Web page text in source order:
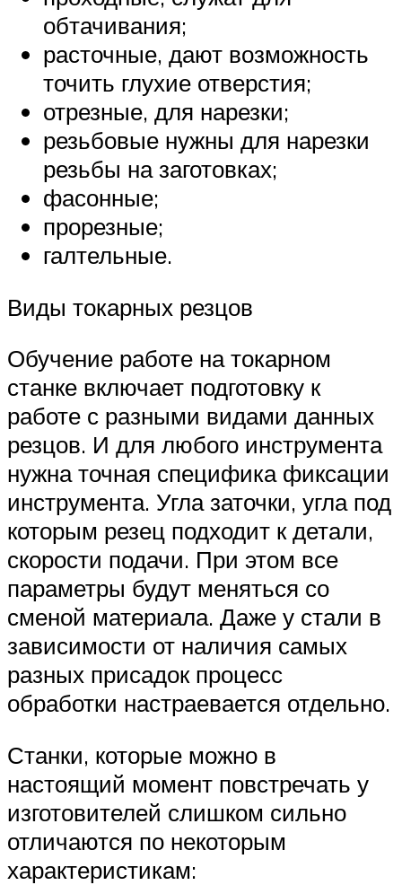
обтачивания;
расточные, дают возможность
точить глухие отверстия;
отрезные, для нарезки;
резьбовые нужны для нарезки
резьбы на заготовках;
фасонные;
прорезные;
галтельные.
Виды токарных резцов
Обучение работе на токарном
станке включает подготовку к
работе с разными видами данных
резцов. И для любого инструмента
нужна точная специфика фиксации
инструмента. Угла заточки, угла под
которым резец подходит к детали,
скорости подачи. При этом все
параметры будут меняться со
сменой материала. Даже у стали в
зависимости от наличия самых
разных присадок процесс
обработки настраевается отдельно.
Станки, которые можно в
настоящий момент повстречать у
изготовителей слишком сильно
отличаются по некоторым
характеристикам: